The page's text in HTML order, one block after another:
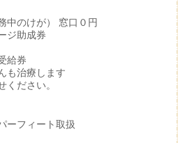
中のけが） 窓口０円
ジ助成券
給券
治療します
ださい。
ーフィート取扱